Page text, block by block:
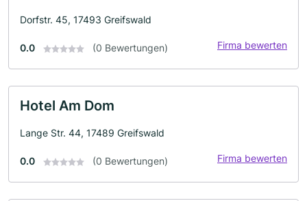
Dorfstr. 45, 17493 Greifswald
0.0 (0 Bewertungen) Firma bewerten
Hotel Am Dom
Lange Str. 44, 17489 Greifswald
0.0 (0 Bewertungen) Firma bewerten